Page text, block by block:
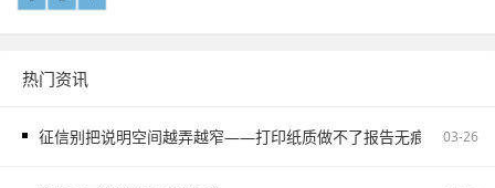
热门资讯
征信别把说明空间越弄越窄——打印纸质做不了报告无痕PS修改和
03-26